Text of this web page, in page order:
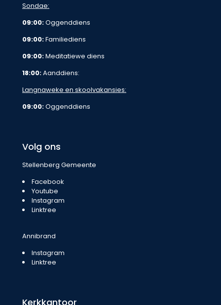
Sondae:
09:00:Oggenddiens
09:00:Familiediens
09:00:Meditatiewe diens
18:00:Aanddiens:
Langnaweke en skoolvakansies:
09:00:Oggenddiens
Volg ons
Stellenberg Gemeente
Facebook
Youtube
Instagram
Linktree
Annibrand
Instagram
Linktree
Kerkkantoor